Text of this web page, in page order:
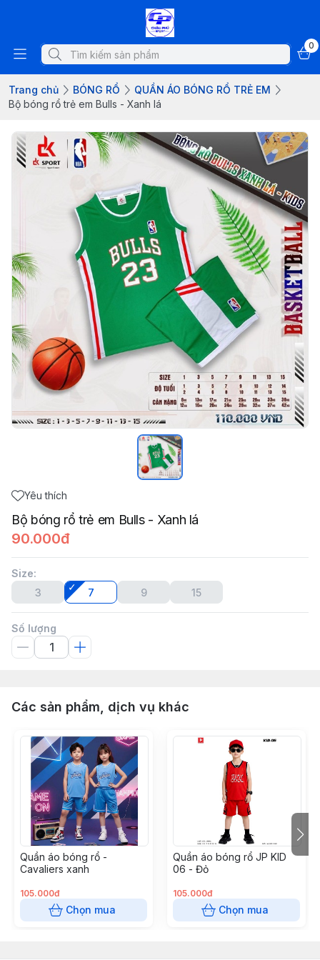
0
Trang chủ BÓNG RỔ
QUẦN ÁO BÓNG RỔ TRẺ EM
Bộ bóng rổ trẻ em Bulls - Xanh lá
Yêu thích
Bộ bóng rổ trẻ em Bulls - Xanh lá
90.000đ
Size:
3
7 9 15
Số lượng
Các sản phẩm, dịch vụ khác
Quần áo bóng rổ -
Cavaliers xanh
105.000đ
Chọn mua
Quần áo bóng rổ JP KID
06 - Đỏ
105.000đ
Chọn mua